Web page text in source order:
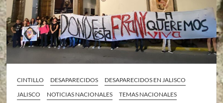
CINTILLO DESAPARECIDOS
DESAPARECIDOS EN JALISCO
JALISCO
NOTICIAS NACIONALES TEMAS NACIONALES